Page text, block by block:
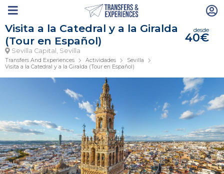
Visita a la Catedral y a la Giralda
(Tour en Español)
Sevilla Capital, Sevilla
desde
40€
Transfers And Experiences Actividades
Sevilla
Visita a la Catedral y a la Giralda (Tour en Español)